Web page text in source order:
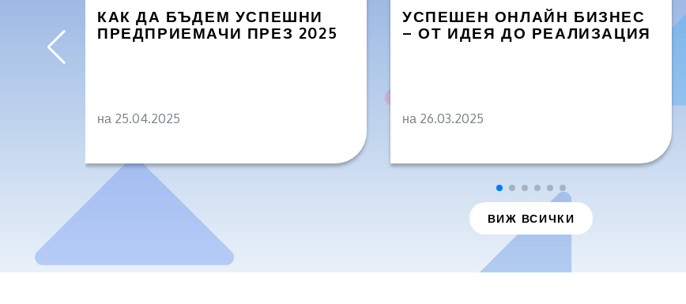
КАК ДА БЪДЕМ УСПЕШНИ
ПРЕДПРИЕМАЧИ ПРЕЗ 2025
на 25.04.2025
УСПЕШЕН ОНЛАЙН БИЗНЕС
– ОТ ИДЕЯ ДО РЕАЛИЗАЦИЯ
на 26.03.2025
ВИЖ ВСИЧКИ